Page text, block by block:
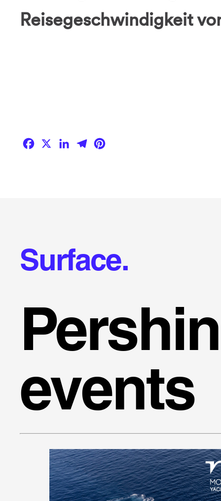
Reisegeschwindigkeit
Facebook
X LinkedIn
Telegram
Surface.
events